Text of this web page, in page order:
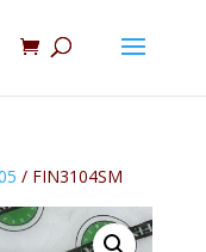
/ FIN3104SM